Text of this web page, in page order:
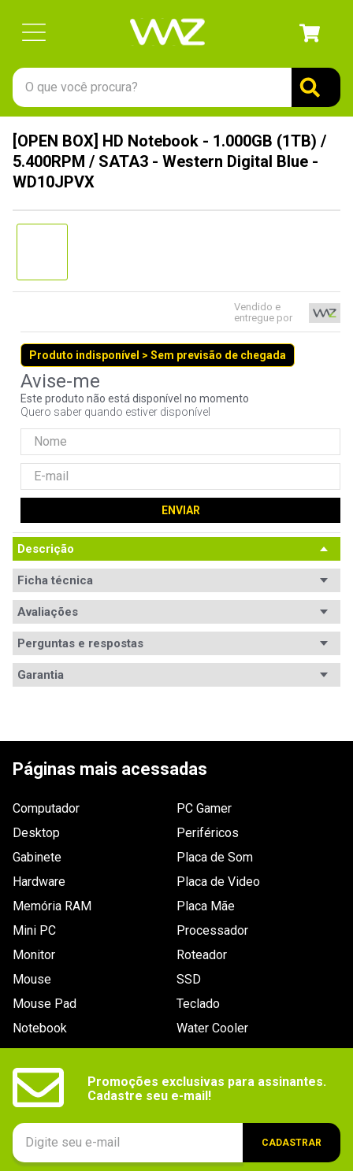
O que você procura?
[OPEN BOX] HD Notebook - 1.000GB (1TB) /
5.400RPM / SATA3 - Western Digital Blue -
WD10JPVX
Vendido e
entregue por
Produto indisponível > Sem previsão de chegada
Este produto não está disponível no momento
Quero saber quando estiver disponível
ENVIAR
Descrição
Ficha técnica
Conteúdo da
embalagem
Características Categoria de produto: [OpenBox]
Pode apresentar sinais de uso e/ou pequenas
Capacidade: 1TB
Rotação (RPM): 5.400 RPM
Taxa de tranferência (Máx.):
- Latência: 5,5ms (média).
- Taxa de transferência externa: 300MB/s (máx.).
- Escrita / Leitura: 1,4W.
- Standby / Sleep: 0,18W.
Avaliações
Avaliações
ESCREVER AVALIAÇÃO
Perguntas e respostas
Garantia
Páginas mais acessadas
Computador
Desktop
Gabinete
Hardware
Memória RAM
Mini PC
Monitor
Mouse
Mouse Pad
Notebook
PC Gamer
Periféricos
Placa de Som
Placa de Video
Placa Mãe
Processador
Roteador
SSD
Teclado
Water Cooler
Promoções exclusivas para assinantes.
Cadastre seu e-mail!
CADASTRAR
1º
gabinete
8º
fractal
9º
controle
10º hd